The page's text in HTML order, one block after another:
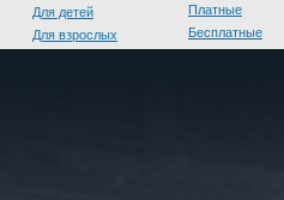
Для детей
Для взрослых
Платные
Бесплатные